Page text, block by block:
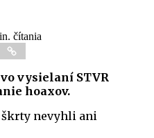
čítania
vysielaní STVR
hoaxov.
škrty nevyhli ani